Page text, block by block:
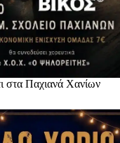
στα Παχιανά Χανίων